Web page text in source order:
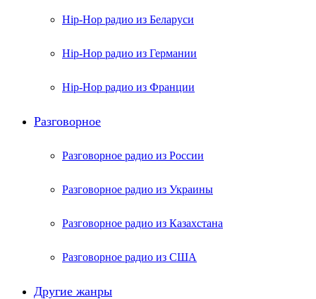
Hip-Hop радио из Беларуси
Hip-Hop радио из Германии
Hip-Hop радио из Франции
Разговорное
Разговорное радио из России
Разговорное радио из Украины
Разговорное радио из Казахстана
Разговорное радио из США
Другие жанры